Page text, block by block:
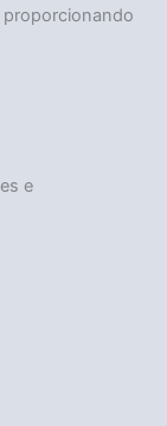
proporcionando
e